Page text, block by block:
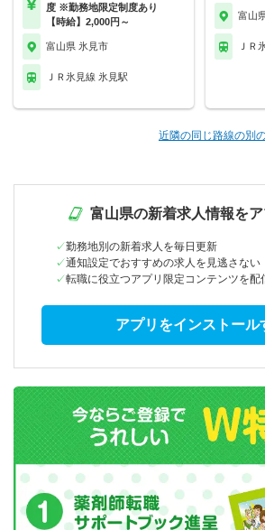
度 ※勤務地限定制度あり
【時給】2,000円～
富山県 氷見市
ＪＲ氷見線 氷見駅
富山
ＪＲ
近隣の同じ路線の別
富山県の新着求人情報を
勤務地別の新着求人を毎日更新
通知設定でおすすめの求人を見逃さない
転職に役立つアプリ限定コンテンツを配
アプリをインストール